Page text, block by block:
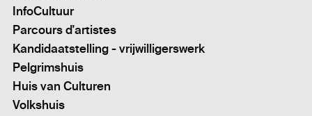
InfoCultuur
Parcours d'artistes
Kandidaatstelling - vrijwilligerswerk
Pelgrimshuis
Huis van Culturen
Volkshuis